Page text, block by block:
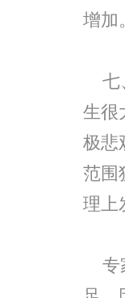
增加
七
生很
极悲
范围
理上
专